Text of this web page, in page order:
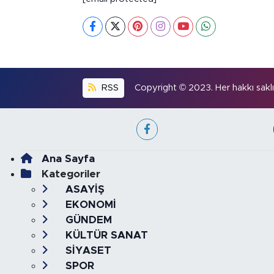
RSS Copyright © 2023. Her hakkı
Ana Sayfa
Kategoriler
ASAYİŞ
EKONOMİ
GÜNDEM
KÜLTÜR SANAT
SİYASET
SPOR